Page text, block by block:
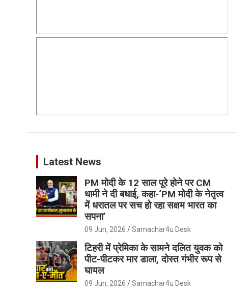
Latest News
PM मोदी के 12 साल पूरे होने पर CM
धामी ने दी बधाई, कहा-‘PM मोदी के नेतृत्व
में धरातल पर सच हो रहा सक्षम भारत का
सपना’
09 Jun, 2026 Samachar4u Desk
टिहरी में प्रेमिका के सामने दलित युवक को
पीट-पीटकर मार डाला, दोस्त गंभीर रूप से
घायल
09 Jun, 2026 Samachar4u Desk